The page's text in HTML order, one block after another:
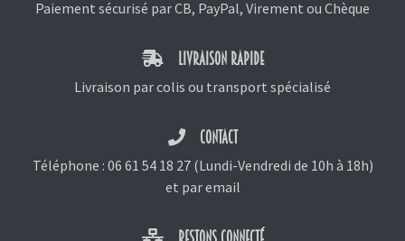
Paiement sécurisé par CB, PayPal, Virement ou Chèque
LIVRAISON RAPIDE
Livraison par colis ou transport spécialisé
CONTACT
Téléphone : 06 61 54 18 27(Lundi-Vendredi de 10h à 18h)
et par email